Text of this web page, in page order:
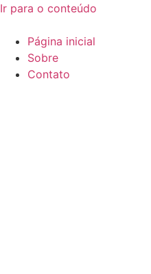
Ir para o conteúdo
Página inicial
Sobre
Contato